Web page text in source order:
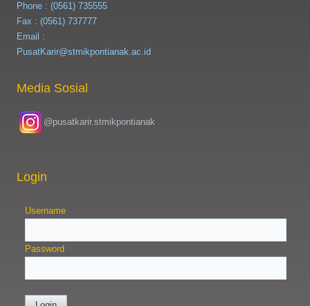
Phone : (0561) 735555
Fax : (0561) 737777
Email :
PusatKarir@stmikpontianak.ac.id
Media Sosial
@pusatkarir.stmikpontianak
Login
Username
Password